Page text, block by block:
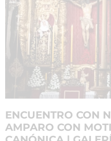
ENCUENTRO CON
AMPARO CON